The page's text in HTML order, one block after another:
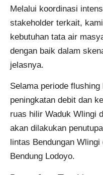
Melalui koordinasi
stakeholder terkait,
kebutuhan tata air
dengan baik dalam
jelasnya.
Selama periode
peningkatan debit dan
ruas hilir Waduk Wlingi
akan dilakukan
lintas Bendungan
Bendung Lodoyo.